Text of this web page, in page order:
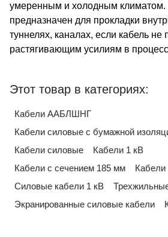
умеренным и холодным климатом.
предназначен для прокладки
туннелях, каналах, если кабель не
растягивающим усилиям в
Этот товар в категориях:
Кабели ААБЛШНГ
Кабели силовые с бумажной
Кабели силовые
Кабели 1 кВ
Кабели с сечением 185 мм
Силовые кабели 1 кВ
Экранированные силовые кабели